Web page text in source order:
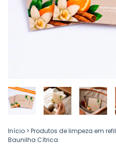
Início > Produtos de limpeza em refil
Baunilha Cítrica